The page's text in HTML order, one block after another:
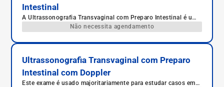
Intestinal
A Ultrassonografia Transvaginal com Preparo Intestinal é um
exame de imagem avançado que permite uma avaliação
detalhada da pelve feminina. É indicado para o diagnóstico da
endometriose profunda e outras condições ginecológicas.
oferece maior precisão na visualização das estruturas pélvicas
e intestinais, auxiliando médicos e pacientes no diagnóstico e
planejamento do tratamento.
Não necessita agendamento
Ultrassonografia Transvaginal com Preparo
Intestinal com Doppler
Este exame é usado majoritariamente para estudar casos em